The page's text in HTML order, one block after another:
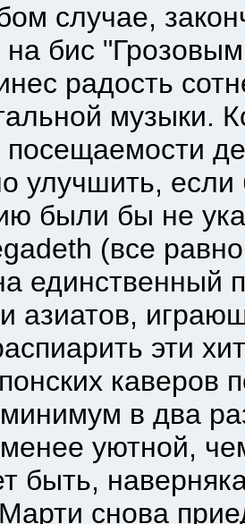
бис
радость
музыки.
посещаемости
улучшить,
были бы не
(все
единственный
азиатов,
эти
каверов
минимум в два
уютной,
наверняка
снова